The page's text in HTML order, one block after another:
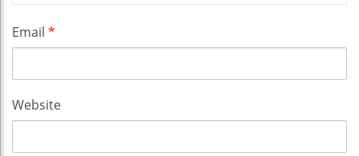
Email *
Website